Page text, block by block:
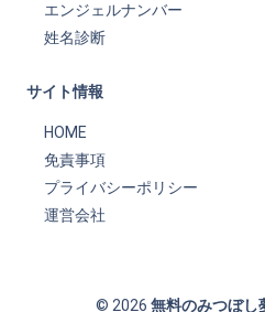
エンジェルナンバー
姓名診断
サイト情報
HOME
免責事項
プライバシーポリシー
運営会社
© 2026 無料のみつぼし